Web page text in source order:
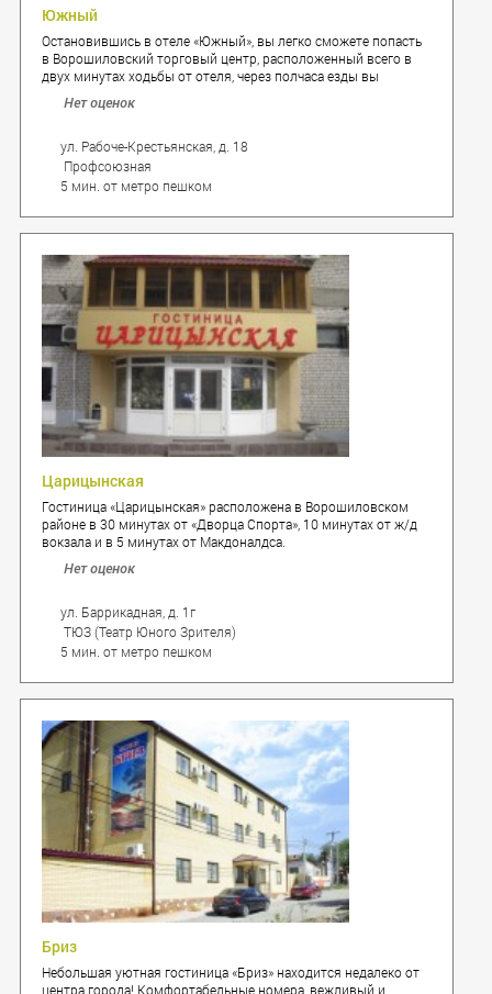
Южный
Остановившись в отеле «Южный», вы легко сможете попасть
в Ворошиловский торговый центр, расположенный всего в
двух минутах ходьбы от отеля, через полчаса езды вы
гостиницы находится железнодорожный вокзал. Также
ресторанов и кинотеатр «Киномакс».
Нет оценок
ул. Рабоче-Крестьянская, д. 18
Профсоюзная
5 мин. от метро пешком
Царицынская
Гостиница «Царицынская» расположена в Ворошиловском
районе в 30 минутах от «Дворца Спорта», 10 минутах от ж/д
вокзала и в 5 минутах от Макдоналдса.
Нет оценок
ул. Баррикадная, д. 1г
ТЮЗ (Театр Юного Зрителя)
5 мин. от метро пешком
Бриз
Небольшая уютная гостиница «Бриз» находится недалеко от
центра города! Комфортабельные номера, вежливый и